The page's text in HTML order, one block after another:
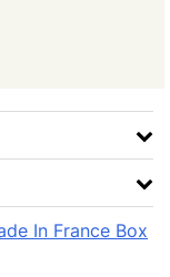
In France Box